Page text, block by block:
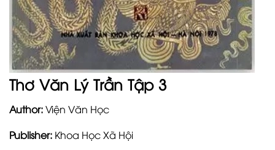
Thơ Văn Lý Trần Tập 3
Author:Viện Văn Học
Publisher: Khoa Học Xã Hội